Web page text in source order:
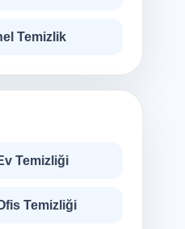
Temizlik
Temizliği
Temizliği